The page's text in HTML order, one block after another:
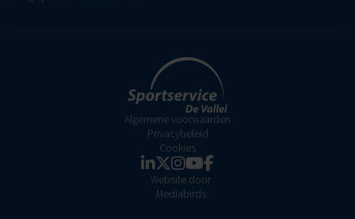
Algemene voorwaarden
Privacybeleid
Cookies
Website door
Mediabirds